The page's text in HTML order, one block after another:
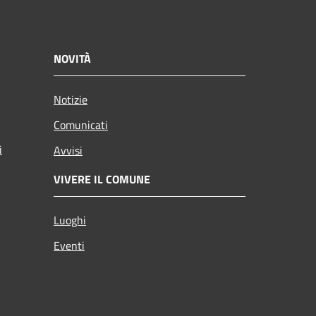
NOVITÀ
Notizie
Comunicati
Avvisi
VIVERE IL COMUNE
Luoghi
Eventi